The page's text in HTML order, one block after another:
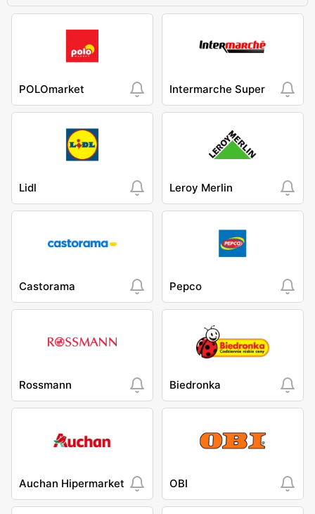
POLOmarket Intermarche Super
Lidl Leroy Merlin
Castorama Pepco
Rossmann Biedronka
Auchan Hipermarket OBI